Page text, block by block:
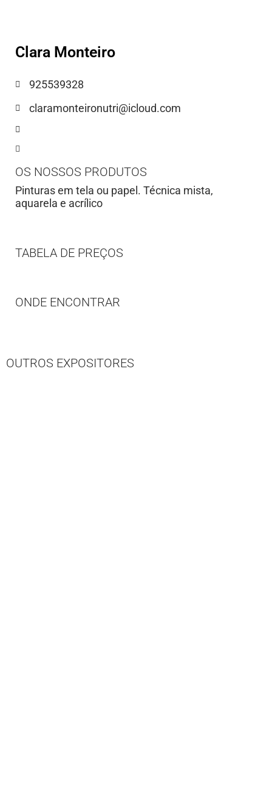
Clara Monteiro
925539328
claramonteironutri@icloud.com
OS NOSSOS PRODUTOS
Pinturas em tela ou papel. Técnica mista,
aquarela e acrílico
TABELA DE PREÇOS
ONDE ENCONTRAR
OUTROS EXPOSITORES